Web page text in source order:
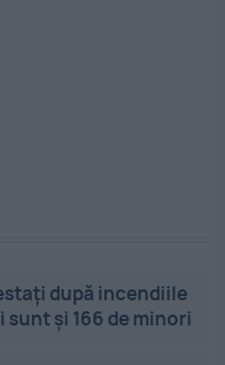
după incendiile
și 166 de minori